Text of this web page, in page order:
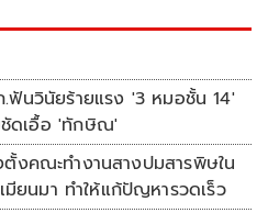
นวินัยร้ายแรง '3 หมอชั้น 14'
ดเอื้อ 'ทักษิณ'
งคณะทำงานสางปมสารพิษใน
ยนมา ทำให้แก้ปัญหารวดเร็ว